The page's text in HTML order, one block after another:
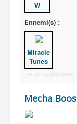
W
Ennemi(s) :
Miracle
Tunes
Mecha